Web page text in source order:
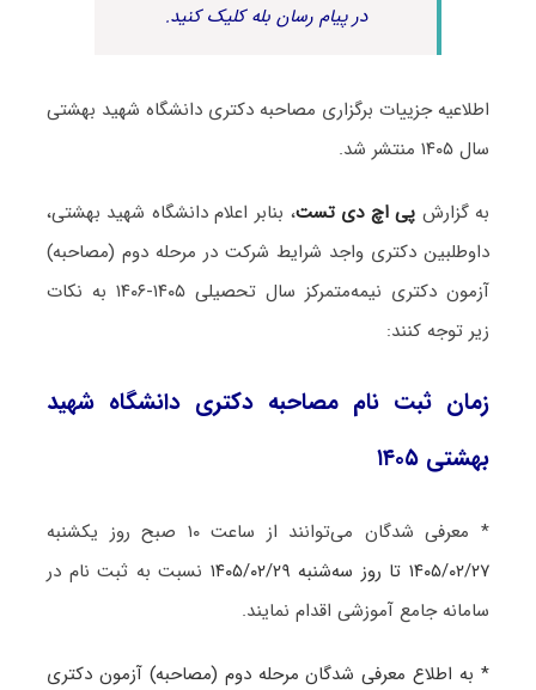
در پیام رسان بله کلیک کنید.
اطلاعیه جزییات برگزاری مصاحبه دکتری دانشگاه شهید بهشتی
سال ۱۴۰۵ منتشر شد.
به گزارش پی اچ دی تست، بنابر اعلام دانشگاه شهید بهشتی،
داوطلبین دکتری واجد شرایط شرکت در مرحله دوم (مصاحبه)
آزمون دکتری نیمه‌متمرکز سال تحصیلی ۱۴۰۵-۱۴۰۶ به نکات
زیر توجه کنند:
زمان ثبت نام مصاحبه دکتری دانشگاه شهید
بهشتی ۱۴۰۵
* معرفی شدگان می‌توانند از ساعت ۱۰ صبح روز یکشنبه
۱۴۰۵/۰۲/۲۷ تا روز سه‌شنبه ۱۴۰۵/۰۲/۲۹
نسبت به ثبت نام در
سامانه جامع آموزشی اقدام نمایند.
* به اطلاع معرفی شدگان مرحله دوم (مصاحبه) آزمون دکتری